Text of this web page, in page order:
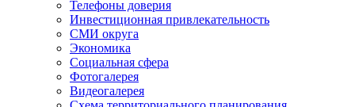
Телефоны доверия
Инвестиционная привлекательность
СМИ округа
Экономика
Социальная сфера
Фотогалерея
Видеогалерея